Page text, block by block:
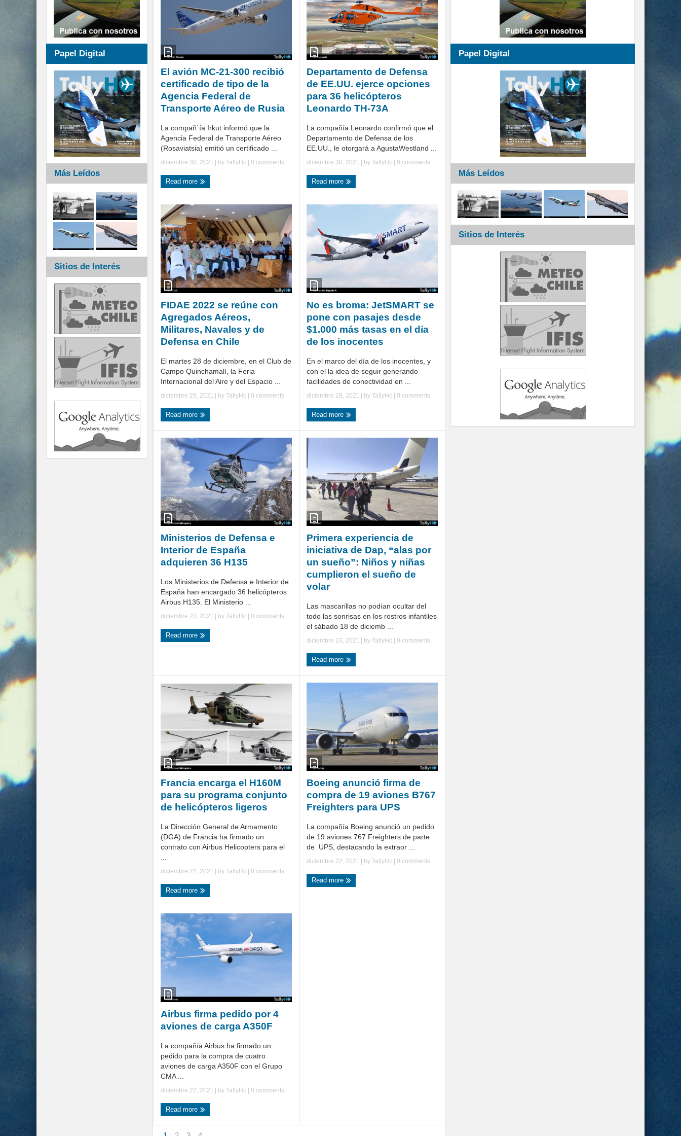
El avión MC-21-300 recibió
certificado de tipo de la
Agencia Federal de
Transporte Aéreo de Rusia
La compañ´ía Irkut informó que la
Agencia Federal de Transporte Aéreo
(Rosaviatsia) emitió un certificado ...
diciembre 30, 2021 | by TallyHo 0 comments
Read more
Departamento de Defensa
de EE.UU. ejerce opciones
para 36 helicópteros
Leonardo TH-73A
La compañía Leonardo confirmó que el
Departamento de Defensa de los
EE.UU., le otorgará a AgustaWestland ...
diciembre 30, 2021 | by TallyHo 0 comments
Read more
FIDAE 2022 se reúne con
Agregados Aéreos,
Militares, Navales y de
Defensa en Chile
El martes 28 de diciembre, en el Club de
Campo Quinchamalí, la Feria
Internacional del Aire y del Espacio ...
diciembre 29, 2021 | by TallyHo | 0 comments
Read more
No es broma: JetSMART se
pone con pasajes desde
$1.000 más tasas en el día
de los inocentes
En el marco del día de los inocentes, y
con el la idea de seguir generando
facilidades de conectividad en ...
diciembre 28, 2021 | by TallyHo | 0 comments
Read more
Ministerios de Defensa e
Interior de España
adquieren 36 H135
Los Ministerios de Defensa e Interior de
España han encargado 36 helicópteros
Airbus H135. El Ministerio ...
diciembre 23, 2021 | by TallyHo 0 comments
Read more
Primera experiencia de
iniciativa de Dap, “alas por
un sueño”: Niños y niñas
cumplieron el sueño de
volar
Las mascarillas no podían ocultar del
todo las sonrisas en los rostros infantiles
el sábado 18 de diciemb ...
diciembre 23, 2021 | by TallyHo 0 comments
Read more
Francia encarga el H160M
para su programa conjunto
de helicópteros ligeros
La Dirección General de Armamento
(DGA) de Francia ha firmado un
contrato con Airbus Helicopters para el
...
diciembre 22, 2021 | by TallyHo 0 comments
Read more
Boeing anunció firma de
compra de 19 aviones B767
Freighters para UPS
La compañía Boeing anunció un pedido
de 19 aviones 767 Freighters de parte
de UPS, destacando la extraor ...
diciembre 22, 2021 | by TallyHo 0 comments
Read more
Airbus firma pedido por 4
aviones de carga A350F
La compañía Airbus ha firmado un
pedido para la compra de cuatro
aviones de carga A350F con el Grupo
CMA ...
diciembre 22, 2021 | by TallyHo | 0 comments
Read more
Papel Digital
Más Leídos
Sitios de Interés
Papel Digital
Más Leídos
Sitios de Interés